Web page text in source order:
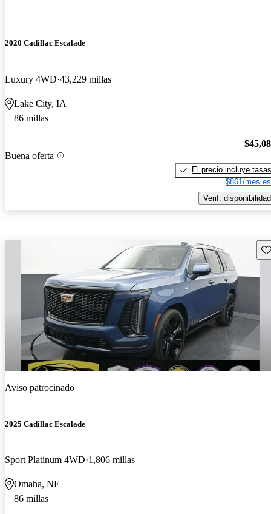
2020 Cadillac Escalade
Luxury 4WD 43,229 millas
Lake City, IA
86 millas
Buena oferta
El precio incluye tasas
$861/mes
Verif. disponibilidad
Aviso patrocinado
2025 Cadillac Escalade
Sport Platinum 4WD 1,806 millas
Omaha, NE
86 millas